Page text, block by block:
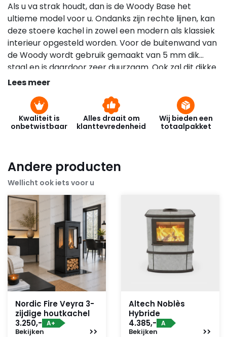
Als u va strak houdt, dan is de Woody Base het
ultieme model voor u. Ondanks zijn rechte lijnen, kan
deze stoere kachel in zowel een modern als klassiek
interieur opgesteld worden. Voor de buitenwand van
de Woody wordt gebruik gemaakt van 5 mm dik
staal en is daardoor zeer duurzaam. Ook zal dit dikke
materiaal lang zijn warmte vasthouden.
Lees meer
Kwaliteit is
onbetwistbaar
Alles draait om
klanttevredenheid
Wij bieden een
totaalpakket
Andere producten
Wellicht ook iets voor u
Nordic Fire Veyra 3-
zijdige houtkachel
3.250,- A+
Bekijken
Altech Noblès
Hybride
4.385,- A
Bekijken